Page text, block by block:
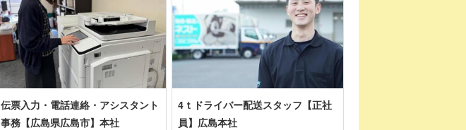
伝票入力・電話連絡・アシスタント
事務【広島県広島市】本社
4ｔドライバー配送スタッフ【正社
員】広島本社